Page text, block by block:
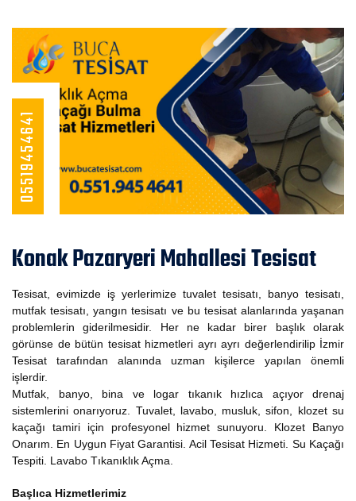
05519454641
Konak Pazaryeri Mahallesi Tesisat
Tesisat, evimizde iş yerlerimize tuvalet tesisatı, banyo tesisatı,
mutfak tesisatı, yangın tesisatı ve bu tesisat alanlarında yaşanan
problemlerin giderilmesidir. Her ne kadar birer başlık olarak
görünse de bütün tesisat hizmetleri ayrı ayrı değerlendirilip İzmir
Tesisat tarafından alanında uzman kişilerce yapılan önemli
işlerdir.
Mutfak, banyo, bina ve logar tıkanık hızlıca açıyor drenaj
sistemlerini onarıyoruz. Tuvalet, lavabo, musluk, sifon, klozet su
kaçağı tamiri için profesyonel hizmet sunuyoru. Klozet Banyo
Onarım. En Uygun Fiyat Garantisi. Acil Tesisat Hizmeti. Su Kaçağı
Tespiti. Lavabo Tıkanıklık Açma.
Başlıca Hizmetlerimiz